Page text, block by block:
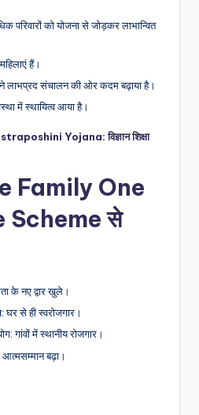
को योजना से जोड़कर लाभान्वित
हैं।
संचालन की ओर कदम बढ़ाया है।
में स्थायित्व आया है।
Yojana: विज्ञान शिक्षा
Family One
Scheme से
के नए द्वार खुले।
से ही स्वरोजगार।
गांवों में स्थानीय रोजगार।
आत्मसम्मान बढ़ा।